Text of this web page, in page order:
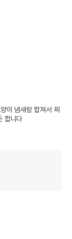
이 냄새랑 합쳐서 찌
합니다